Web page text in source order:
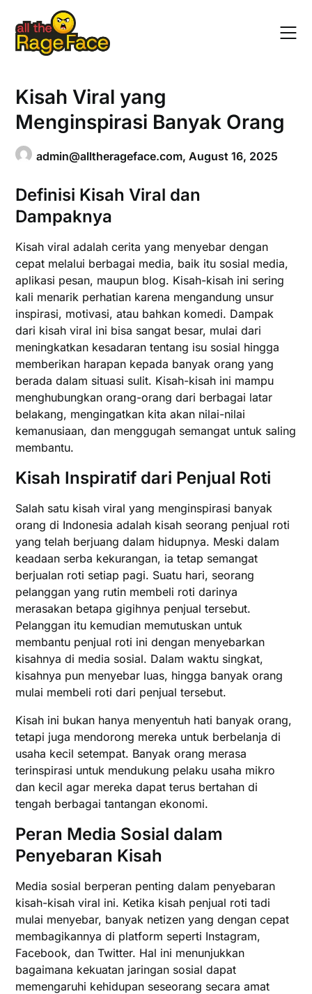
content
Kisah Viral yang
Menginspirasi Banyak Orang
admin@alltherageface.com, August 16, 2025
Definisi Kisah Viral dan
Dampaknya
Kisah viral adalah cerita yang menyebar dengan
cepat melalui berbagai media, baik itu sosial media,
aplikasi pesan, maupun blog. Kisah-kisah ini sering
kali menarik perhatian karena mengandung unsur
inspirasi, motivasi, atau bahkan komedi. Dampak
dari kisah viral ini bisa sangat besar, mulai dari
meningkatkan kesadaran tentang isu sosial hingga
memberikan harapan kepada banyak orang yang
berada dalam situasi sulit. Kisah-kisah ini mampu
menghubungkan orang-orang dari berbagai latar
belakang, mengingatkan kita akan nilai-nilai
kemanusiaan, dan menggugah semangat untuk saling
membantu.
Kisah Inspiratif dari Penjual Roti
Salah satu kisah viral yang menginspirasi banyak
orang di Indonesia adalah kisah seorang penjual roti
yang telah berjuang dalam hidupnya. Meski dalam
keadaan serba kekurangan, ia tetap semangat
berjualan roti setiap pagi. Suatu hari, seorang
pelanggan yang rutin membeli roti darinya
merasakan betapa gigihnya penjual tersebut.
Pelanggan itu kemudian memutuskan untuk
membantu penjual roti ini dengan menyebarkan
kisahnya di media sosial. Dalam waktu singkat,
kisahnya pun menyebar luas, hingga banyak orang
mulai membeli roti dari penjual tersebut.
Kisah ini bukan hanya menyentuh hati banyak orang,
tetapi juga mendorong mereka untuk berbelanja di
usaha kecil setempat. Banyak orang merasa
terinspirasi untuk mendukung pelaku usaha mikro
dan kecil agar mereka dapat terus bertahan di
tengah berbagai tantangan ekonomi.
Peran Media Sosial dalam
Penyebaran Kisah
Media sosial berperan penting dalam penyebaran
kisah-kisah viral ini. Ketika kisah penjual roti tadi
mulai menyebar, banyak netizen yang dengan cepat
membagikannya di platform seperti Instagram,
Facebook, dan Twitter. Hal ini menunjukkan
bagaimana kekuatan jaringan sosial dapat
memengaruhi kehidupan seseorang secara amat